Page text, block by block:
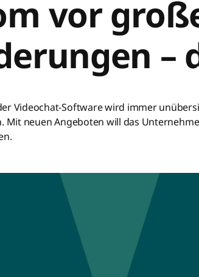
vor
–
Videochat-Software wird immer
Mit neuen Angeboten will das